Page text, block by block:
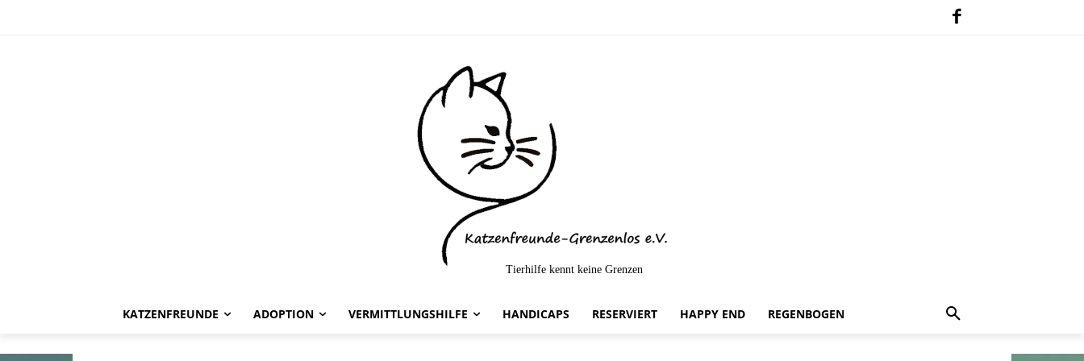
Tierhilfe kennt keine Grenzen
KATZENFREUNDE ADOPTION VERMITTLUNGSHILFE HANDICAPS RESERVIERT HAPPY END REGENBOGEN
Bilbo -vermittelt-